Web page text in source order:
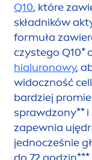
Q10, które
składników
formuła
czystego Q10*
hialuronowy,
widoczność
bardziej
sprawdzony** i
zapewnia
jednocześnie